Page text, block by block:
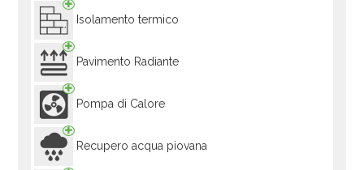
Isolamento termico
Pavimento Radiante
Pompa di Calore
Recupero acqua piovana